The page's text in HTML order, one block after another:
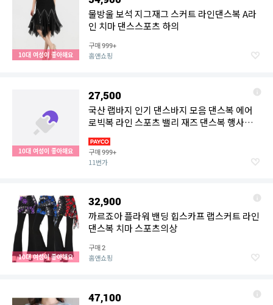
10대 여성이 좋아해요
물방울 보석 지그재그 스커트 라인댄스복 A라
인 치마 댄스스포츠 하의
구매999+
홈앤쇼핑
10대 여성이 좋아해요
27,500
국산 랩바지 인기 댄스바지 모음 댄스복 에어
로빅복 라인 스포츠 밸리 재즈 댄스복 행사복
구매999+
11번가
10대 여성이 좋아해요
32,900
까르죠아 플라워 밴딩 힙스카프 랩스커트 라인
댄스복 치마 스포츠의상
구매2
홈앤쇼핑
47,100